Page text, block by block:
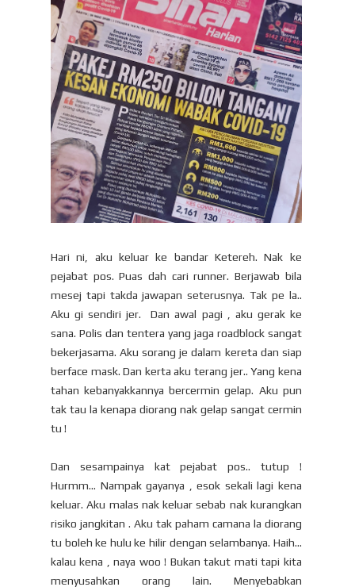
Hari ni, aku keluar ke bandar Ketereh. Nak ke
pejabat pos. Puas dah cari runner. Berjawab bila
mesej tapi takda jawapan seterusnya. Tak pe la..
Aku gi sendiri jer. Dan awal pagi , aku gerak ke
sana. Polis dan tentera yang jaga roadblock sangat
bekerjasama. Aku sorang je dalam kereta dan siap
berface mask. Dan kerta aku terang jer.. Yang kena
tahan kebanyakkannya bercermin gelap. Aku pun
tak tau la kenapa diorang nak gelap sangat cermin
tu !
Dan sesampainya kat pejabat pos.. tutup !
Hurmm... Nampak gayanya , esok sekali lagi kena
keluar. Aku malas nak keluar sebab nak kurangkan
risiko jangkitan . Aku tak paham camana la diorang
tu boleh ke hulu ke hilir dengan selambanya. Haih...
kalau kena , naya woo ! Bukan takut mati tapi kita
menyusahkan orang lain. Menyebabkan